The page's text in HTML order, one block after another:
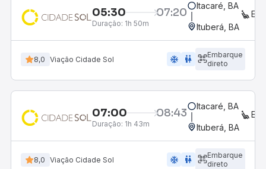
05:30 07:20
Duração: 1h 50m
Itacaré, BA
Ituberá, BA
8,0 Viação Cidade Sol ac_unit wc
Embarque
direto
07:00 08:43
Duração: 1h 43m
Itacaré, BA
Ituberá, BA
8,0 Viação Cidade Sol ac_unit wc
Embarque
direto